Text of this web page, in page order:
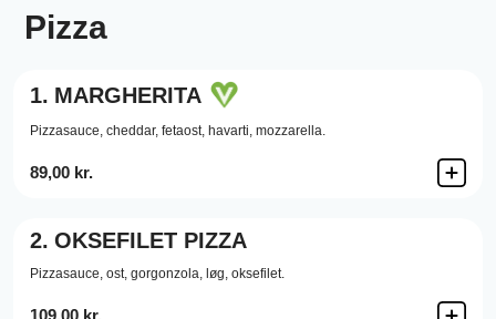
Pizza
1. MARGHERITA
Pizzasauce, cheddar, fetaost, havarti, mozzarella.
89,00 kr.
2. OKSEFILET PIZZA
Pizzasauce, ost, gorgonzola, løg, oksefilet.
109,00 kr.